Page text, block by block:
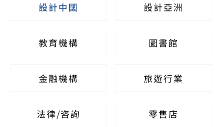
設計中國 設計亞洲
教育機構 圖書館
金融機構 旅遊行業
法律/咨詢 零售店